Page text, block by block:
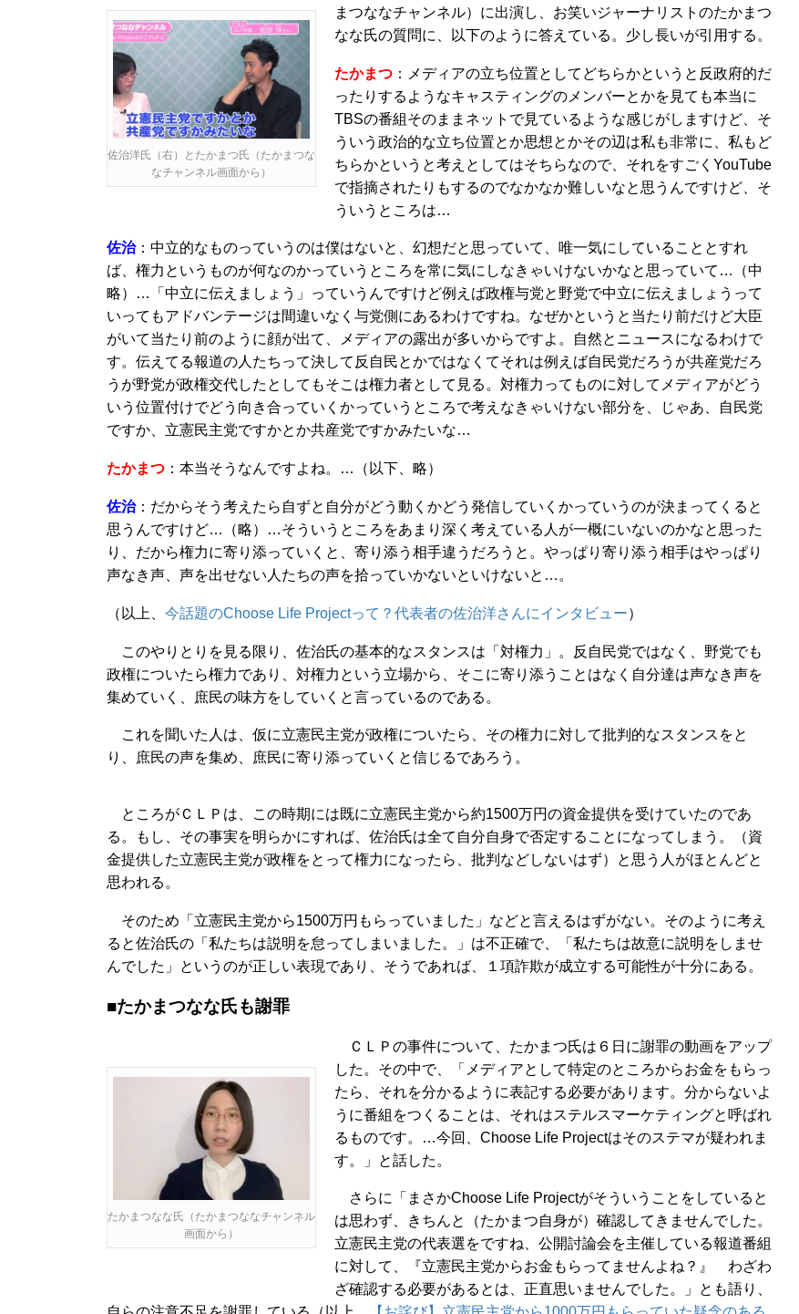
佐治洋氏（右）とたかまつ氏（たかまつな
なチャンネル画面から）
まつななチャンネル）に出演し、お笑いジャーナリストのたかまつ
なな氏の質問に、以下のように答えている。少し長いが引用する。
たかまつ ：メディアの立ち位置としてどちらかというと反政府的だ
ったりするようなキャスティングのメンバーとかを見ても本当に
TBSの番組そのままネットで見ているような感じがしますけど、そ
ういう政治的な立ち位置とか思想とかその辺は私も非常に、私もど
ちらかというと考えとしてはそちらなので、それをすごくYouTube
で指摘されたりもするのでなかなか難しいなと思うんですけど、そ
ういうところは…
佐治：中立的なものっていうのは僕はないと、幻想だと思っていて、唯一気にしていることとすれ
ば、権力というものが何なのかっていうところを常に気にしなきゃいけないかなと思っていて…（中
略）…「中立に伝えましょう」っていうんですけど例えば政権与党と野党で中立に伝えましょうって
いってもアドバンテージは間違いなく与党側にあるわけですね。なぜかというと当たり前だけど大臣
がいて当たり前のように顔が出て、メディアの露出が多いからですよ。自然とニュースになるわけで
す。伝えてる報道の人たちって決して反自民とかではなくてそれは例えば自民党だろうが共産党だろ
うが野党が政権交代したとしてもそこは権力者として見る。対権力ってものに対してメディアがどう
いう位置付けでどう向き合っていくかっていうところで考えなきゃいけない部分を、じゃあ、自民党
ですか、立憲民主党ですかとか共産党ですかみたいな…
たかまつ ：本当そうなんですよね。…（以下、略）
佐治：だからそう考えたら自ずと自分がどう動くかどう発信していくかっていうのが決まってくると
思うんですけど…（略）…そういうところをあまり深く考えている人が一概にいないのかなと思った
り、だから権力に寄り添っていくと、寄り添う相手違うだろうと。やっぱり寄り添う相手はやっぱり
声なき声、声を出せない人たちの声を拾っていかないといけないと…。
（以上、 今話題のChoose Life Projectって？代表者の佐治洋さんにインタビュー）
このやりとりを見る限り、佐治氏の基本的なスタンスは「対権力」。反自民党ではなく、野党でも
政権についたら権力であり、対権力という立場から、そこに寄り添うことはなく自分達は声なき声を
集めていく、庶民の味方をしていくと言っているのである。
これを聞いた人は、仮に立憲民主党が政権についたら、その権力に対して批判的なスタンスをと
り、庶民の声を集め、庶民に寄り添っていくと信じるであろう。
ところがＣＬＰは、この時期には既に立憲民主党から約1500万円の資金提供を受けていたのであ
る。もし、その事実を明らかにすれば、佐治氏は全て自分自身で否定することになってしまう。（資
金提供した立憲民主党が政権をとって権力になったら、批判などしないはず）と思う人がほとんどと
思われる。
そのため「立憲民主党から1500万円もらっていました」などと言えるはずがない。そのように考え
ると佐治氏の「私たちは説明を怠ってしまいました。」は不正確で、「私たちは故意に説明をしませ
んでした」というのが正しい表現であり、そうであれば、１項詐欺が成立する可能性が十分にある。
■たかまつなな氏も謝罪
たかまつなな氏（たかまつななチャンネル
画面から）
ＣＬＰの事件について、たかまつ氏は６日に謝罪の動画をアップ
した。その中で、「メディアとして特定のところからお金をもらっ
たら、それを分かるように表記する必要があります。分からないよ
うに番組をつくることは、それはステルスマーケティングと呼ばれ
るものです。…今回、Choose Life Projectはそのステマが疑われま
す。」と話した。
さらに「まさかChoose Life Projectがそういうことをしていると
は思わず、きちんと（たかまつ自身が）確認してきませんでした。
立憲民主党の代表選をですね、公開討論会を主催している報道番組
に対して、『立憲民主党からお金もらってませんよね？』 わざわ
ざ確認する必要があるとは、正直思いませんでした。」とも語り、